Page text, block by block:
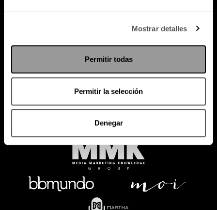
Mostrar detalles
Permitir todas
Permitir la selección
Denegar
Política de Privacidad
RADIO MARTHA